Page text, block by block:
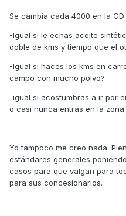
Se cambia cada 4000 en la GD:
-Igual si le echas aceite
doble de kms y tiempo que el
-Igual si haces los kms en
campo con mucho polvo?
-igual si acostumbras a ir por
o casi nunca entras en la zona
Yo tampoco me creo nada.
estándares generales
casos para que valgan para
para sus concesionarios.